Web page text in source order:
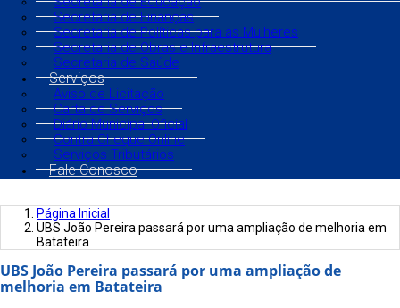
Secretaria de Finanças
Secretaria de Políticas para as Mulheres
Secretaria de Obras e Infraestrutura
Secretaria de Saúde
Serviços
Aviso de Licitação
Carta de Serviços
Diário Municipal Oficial
Contra Cheque Online
Serviços Tributários
Fale Conosco
Página Inicial
UBS João Pereira passará por uma ampliação de melhoria em
Batateira
UBS João Pereira passará por uma ampliação de
melhoria em Batateira